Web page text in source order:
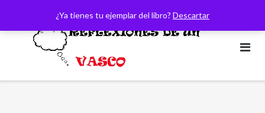
¿Ya tienes tu ejemplar del libro? Descartar
contenido